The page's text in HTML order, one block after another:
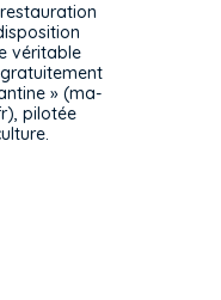
véritable
» (ma-
pilotée